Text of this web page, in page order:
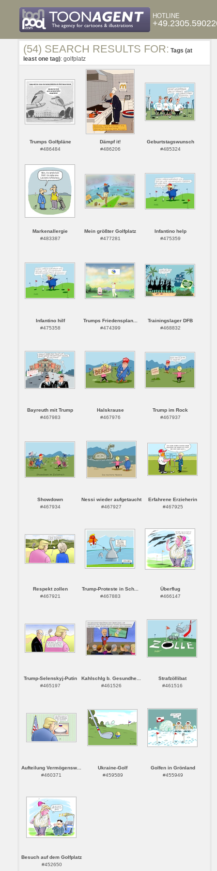
HOTLINE
(54) SEARCH RESULTS FOR: Tags (at
least one tag): golfplatz
Trumps Golfpläne
#486484
Dämpf it!
#486206
Geburtstagswunsch
#485324
Markenallergie
#483387
Mein größter Golfplatz
#477281
Infantino help
#475359
Infantino hilf
#475358
Trumps Friedensplan...
#474399
Trainingslager DFB
#468832
Bayreuth mit Trump
#467983
Halskrause
#467976
Trump im Rock
#467937
Showdown
#467934
Nessi wieder aufgetaucht
#467927
Erfahrene Erzieherin
#467925
Respekt zollen
#467921
Trump-Proteste in Sch...
#467883
Überflug
#466147
Trump-Selenskyj-Putin
#465197
Kahlschlg b. Gesundhe...
#461526
Strafzöllibat
#461516
Aufteilung Vermögensw...
#460371
Ukraine-Golf
#459589
Golfen in Grönland
#455949
Besuch auf dem Golfplatz
#452650